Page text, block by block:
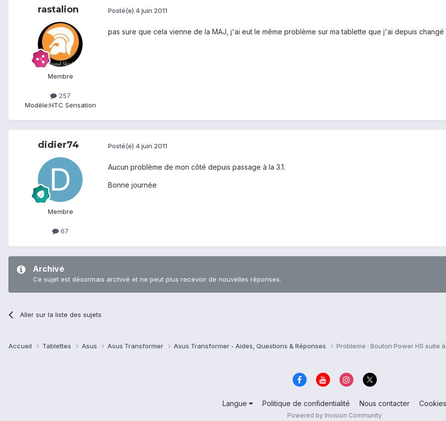
rastalion
Membre
257
Modèle:HTC Sensation
Posté(e) 4 juin 2011
pas sure que cela vienne de la MAJ, j'ai eut le même problème sur ma tablette que j'ai depuis changé
didier74
Membre
67
Posté(e) 4 juin 2011
Aucun problème de mon côté depuis passage à la 3.1.
Bonne journée
Archivé
Ce sujet est désormais archivé et ne peut plus recevoir de nouvelles réponses.
Aller sur la liste des sujets
Accueil Tablettes Asus Asus Transformer Asus Transformer - Aides, Questions & Réponses Probleme : Bouton Power HS suite
Langue Politique de confidentialité Nous contacter Cookies
Powered by Invision Community